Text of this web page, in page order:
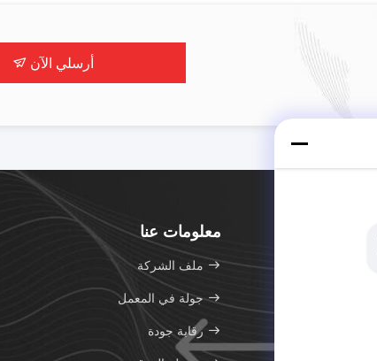
أرسلي الآن
معلومات عنا
ملف الشركة
جولة في المعمل
رقابة جودة